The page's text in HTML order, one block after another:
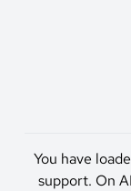
You have
support. On